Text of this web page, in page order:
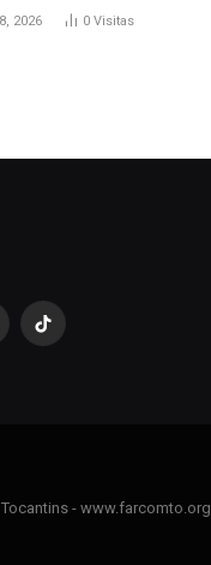
2026 0 Visitas
TikTok
- www.farcomto.org